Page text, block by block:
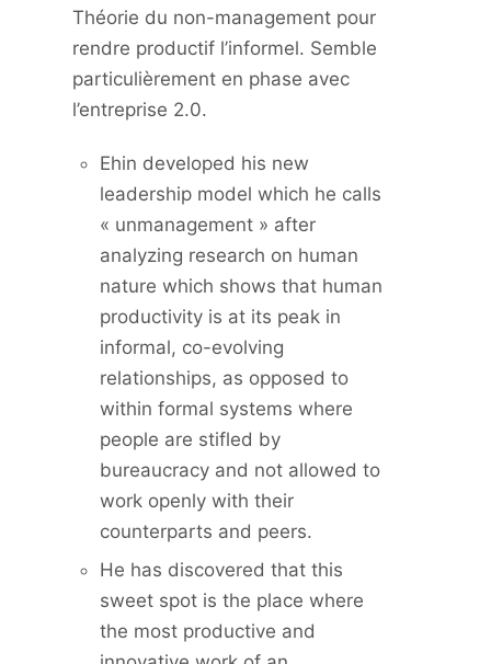
Théorie du non-management pour
rendre productif l’informel. Semble
particulièrement en phase avec
l’entreprise 2.0.
Ehin developed his new
leadership model which he calls
« unmanagement » after
analyzing research on human
nature which shows that human
productivity is at its peak in
informal, co-evolving
relationships, as opposed to
within formal systems where
people are stifled by
bureaucracy and not allowed to
work openly with their
counterparts and peers.
He has discovered that this
sweet spot is the place where
the most productive and